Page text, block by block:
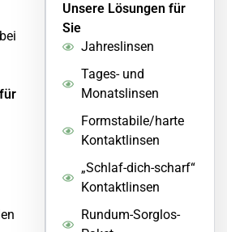
Unsere Lösungen für
Sie
Jahreslinsen
Tages- und
Monatslinsen
Formstabile/harte
Kontaktlinsen
„Schlaf-dich-scharf“
Kontaktlinsen
Rundum-Sorglos-